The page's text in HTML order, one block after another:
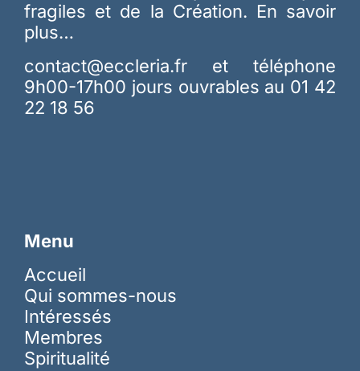
fragiles et de la Création. En savoir
plus…
contact@eccleria.fr et téléphone
9h00-17h00 jours ouvrables au 01 42
22 18 56
Menu
Accueil
Qui sommes-nous
Intéressés
Membres
Spiritualité